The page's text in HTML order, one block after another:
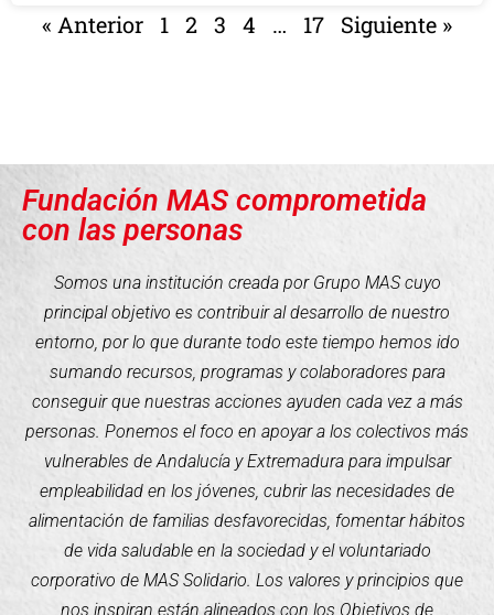
« Anterior 1 2 3 4 … 17 Siguiente »
Fundación MAS comprometida
con las personas
Somos una institución creada por Grupo MAS cuyo
principal objetivo es contribuir al desarrollo de nuestro
entorno, por lo que durante todo este tiempo hemos ido
sumando recursos, programas y colaboradores para
conseguir que nuestras acciones ayuden cada vez a más
personas. Ponemos el foco en apoyar a los colectivos más
vulnerables de Andalucía y Extremadura para impulsar
empleabilidad en los jóvenes, cubrir las necesidades de
alimentación de familias desfavorecidas, fomentar hábitos
de vida saludable en la sociedad y el voluntariado
corporativo de MAS Solidario. Los valores y principios que
nos inspiran están alineados con los Objetivos de